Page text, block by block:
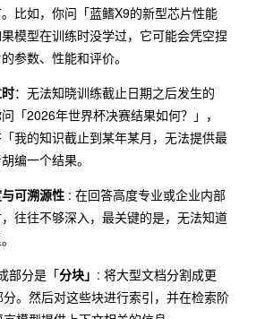
比如，你问「蓝鳍X9的新型芯片性能
模型在训练时没学过，它可能会凭空捏
参数、性能和评价。
：无法知晓训练截止日期之后发生的
「2026年世界杯决赛结果如何？」，
我的知识截止到某年某月，无法提供最
编一个结果。
可溯源性 : 在回答高度专业或企业内部
往往不够深入，最关键的是，无法知道
部分是「分块」 : 将大型文档分割成更
。然后对这些块进行索引，并在检索阶